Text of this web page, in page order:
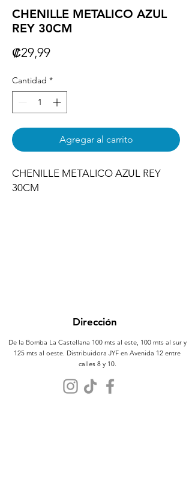
CHENILLE METALICO AZUL
REY 30CM
₡29,99Precio
Cantidad *
Agregar al carrito
CHENILLE METALICO AZUL REY
30CM
Dirección
De la Bomba La Castellana 100 mts al este, 100 mts al sur y
125 mts al oeste. Distribuidora JYF en Avenida 12 entre
calles 8 y 10.